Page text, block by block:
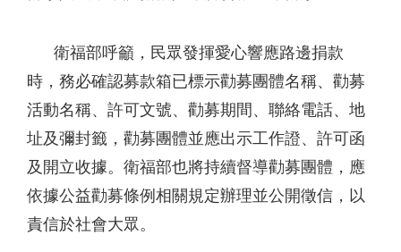
衛福部呼籲，民眾發揮愛心響應路邊捐款
時，務必確認募款箱已標示勸募團體名稱、勸募
活動名稱、許可文號、勸募期間、聯絡電話、地
址及彌封籤，勸募團體並應出示工作證、許可函
及開立收據。衛福部也將持續督導勸募團體，應
依據公益勸募條例相關規定辦理並公開徵信，以
責信於社會大眾。